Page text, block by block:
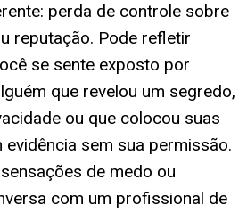
perda de controle sobre
reputação. Pode refletir
se sente exposto por
que revelou um segredo,
ou que colocou suas
evidência sem sua permissão.
de medo ou
com um profissional de